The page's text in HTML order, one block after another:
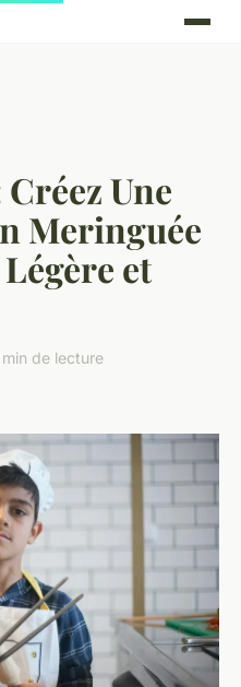
Une
Meringuée
et
de lecture